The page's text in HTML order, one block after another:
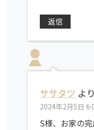
返信
ササタツ よ
2024年2月5日
S様、お家の